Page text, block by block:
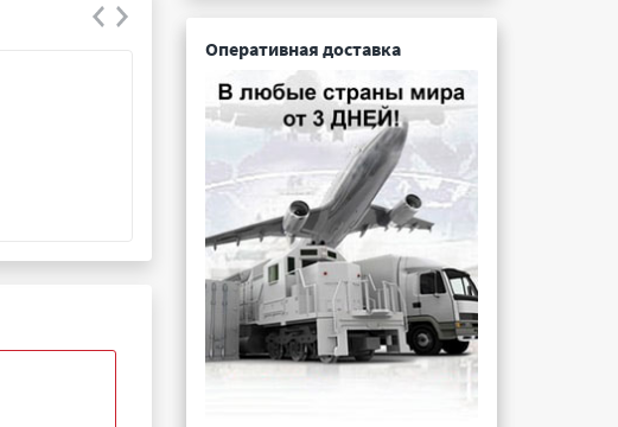
К73-11 0.068мкФ 1000В 5%
Подробнее ...
Оперативная доставка